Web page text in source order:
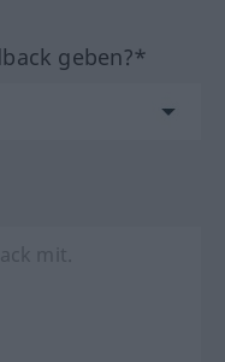
geben?*